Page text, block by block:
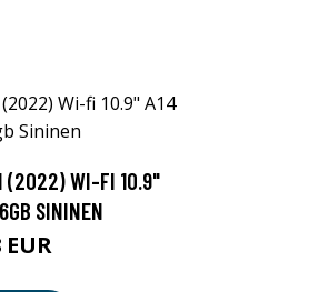
(2022) WI-FI 10.9"
SININEN
EUR